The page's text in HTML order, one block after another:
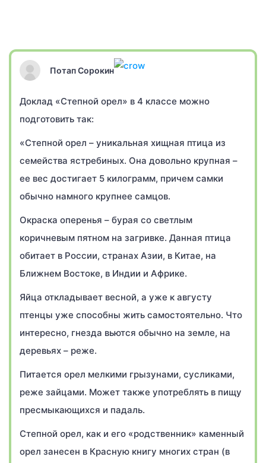
Потап Сорокин
Доклад «Степной орел» в 4 классе можно
подготовить так:
«Степной орел – уникальная хищная птица из
семейства ястребиных. Она довольно крупная –
ее вес достигает 5 килограмм, причем самки
обычно намного крупнее самцов.
Окраска оперенья – бурая со светлым
коричневым пятном на загривке. Данная птица
обитает в России, странах Азии, в Китае, на
Ближнем Востоке, в Индии и Африке.
Яйца откладывает весной, а уже к августу
птенцы уже способны жить самостоятельно. Что
интересно, гнезда вьются обычно на земле, на
деревьях – реже.
Питается орел мелкими грызунами, сусликами,
реже зайцами. Может также употреблять в пищу
пресмыкающихся и падаль.
Степной орел, как и его «родственник» каменный
орел занесен в Красную книгу многих стран (в